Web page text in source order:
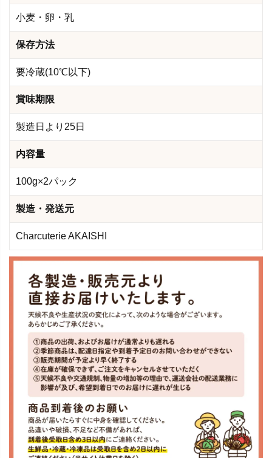
小麦・卵・乳
保存方法
要冷蔵(10℃以下)
賞味期限
製造日より25日
内容量
100g×2パック
製造・発送元
Charcuterie AKAISHI